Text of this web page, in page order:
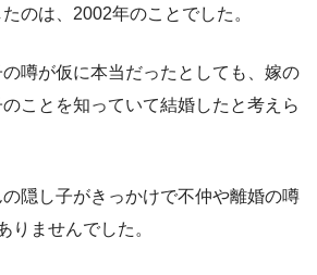
のは、2002年のことでした。
噂が仮に本当だったとしても、 嫁の
ことを知っていて結婚した と考えら
隠し子がきっかけで不仲や離婚の噂
りませんでした。